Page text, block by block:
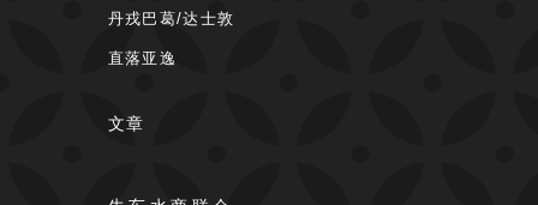
丹戎巴葛/达士敦
直落亚逸
文章